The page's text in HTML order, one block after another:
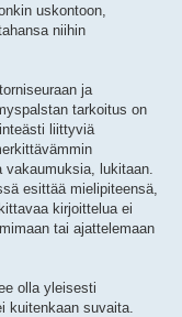
uskontoon,
niihin
ja
tarkoitus on
liittyviä
lukitaan.
esittää mielipiteensä,
kirjoittelua ei
tai ajattelemaan
olla yleisesti
kuitenkaan suvaita.